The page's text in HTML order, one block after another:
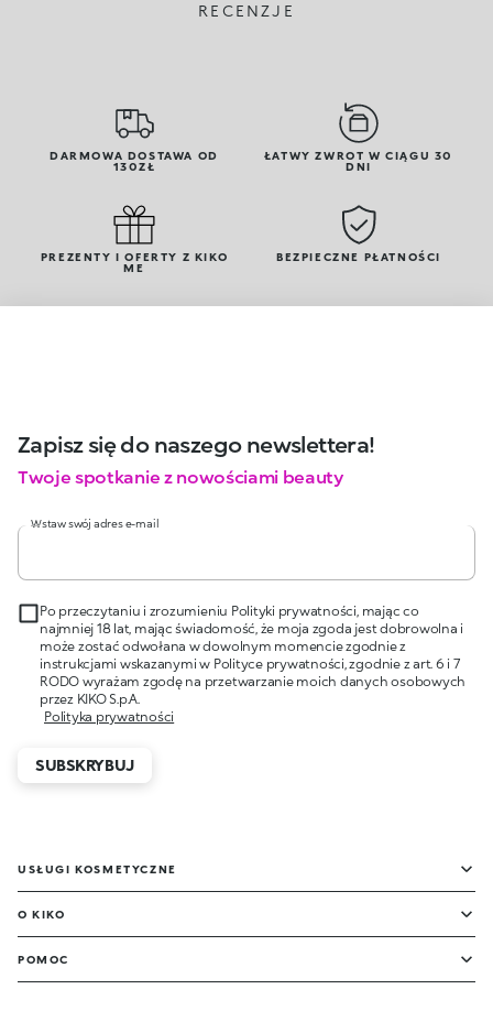
RECENZJE
DARMOWA DOSTAWA OD
130ZŁ
ŁATWY ZWROT W CIĄGU 30
DNI
PREZENTY I OFERTY Z KIKO
ME
BEZPIECZNE PŁATNOŚCI
Zapisz się do naszego newslettera!
Twoje spotkanie z nowościami beauty
Wstaw swój adres e-mail
Po przeczytaniu i zrozumieniu Polityki prywatności, mając co
najmniej 18 lat, mając świadomość, że moja zgoda jest dobrowolna i
może zostać odwołana w dowolnym momencie zgodnie z
instrukcjami wskazanymi w Polityce prywatności, zgodnie z art. 6 i 7
RODO wyrażam zgodę na przetwarzanie moich danych osobowych
przez KIKO S.p.A.
Polityka prywatności
SUBSKRYBUJ
USŁUGI KOSMETYCZNE
O KIKO
POMOC